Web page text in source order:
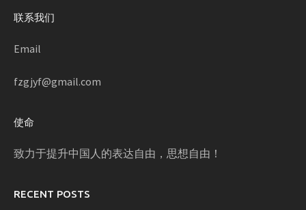
联系我们
Email
fzgjyf@gmail.com
使命
致力于提升中国人的表达自由，思想自由！
RECENT POSTS